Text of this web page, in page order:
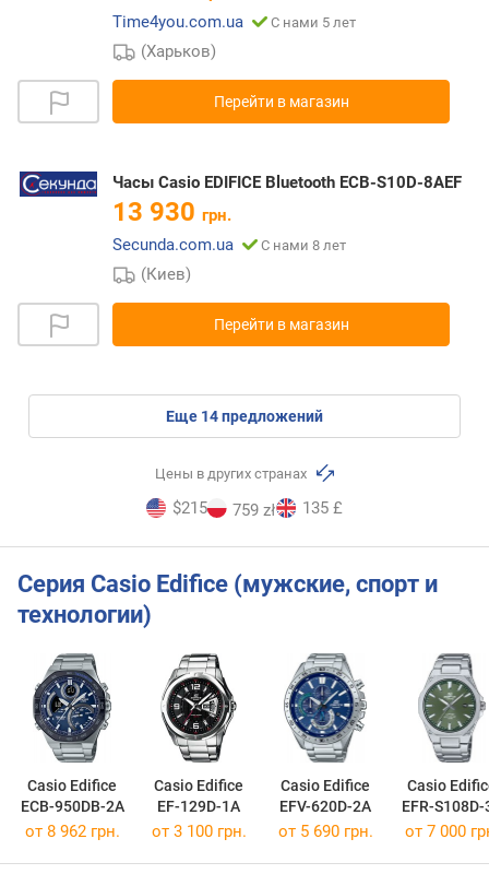
Time4you.com.ua
С нами 5 лет
(Харьков)
Перейти в магазин
Часы Casio EDIFICE Bluetooth ECB-S10D-8AEF
13 930 грн.
Secunda.com.ua
С нами 8 лет
(Киев)
Перейти в магазин
eще 14предложений
Цены в других странах
$215 759 zł 135 £
Серия Casio Edifice (мужские, спорт и
технологии)
Casio Edifice
ECB-950DB-2A
Casio Edifice
EF-129D-1A
Casio Edifice
EFV-620D-2A
Casio
EFR-S108D-
от 8 962 грн. от 3 100 грн. от 5 690 грн. от 7 000